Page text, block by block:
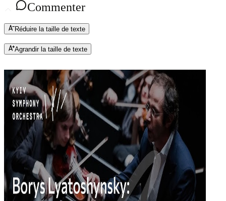
Commenter
Réduire la taille de texte
Agrandir la taille de texte